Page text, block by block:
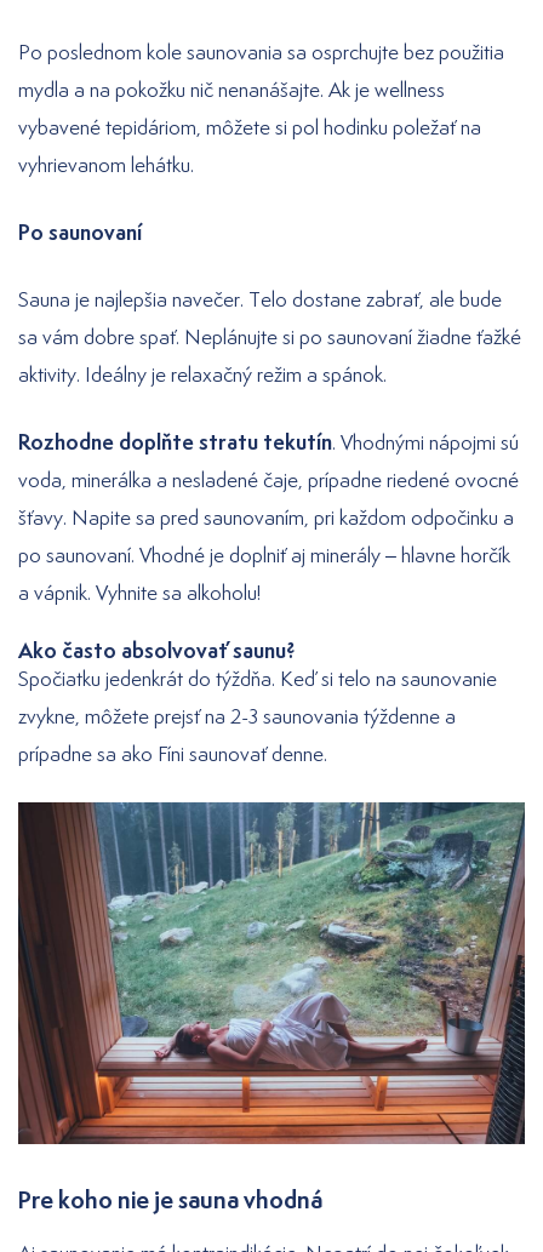
Po poslednom kole saunovania sa osprchujte bez použitia
mydla a na pokožku nič nenanášajte. Ak je wellness
vybavené tepidáriom, môžete si pol hodinku poležať na
vyhrievanom lehátku.
Po saunovaní
Sauna je najlepšia navečer. Telo dostane zabrať, ale bude
sa vám dobre spať. Neplánujte si po saunovaní žiadne ťažké
aktivity. Ideálny je relaxačný režim a spánok.
Rozhodne doplňte stratu tekutín. Vhodnými nápojmi sú
voda, minerálka a nesladené čaje, prípadne riedené ovocné
šťavy. Napite sa pred saunovaním, pri každom odpočinku a
po saunovaní. Vhodné je doplniť aj minerály – hlavne horčík
a vápnik. Vyhnite sa alkoholu!
Ako často absolvovať saunu?
Spočiatku jedenkrát do týždňa. Keď si telo na saunovanie
zvykne, môžete prejsť na 2-3 saunovania týždenne a
prípadne sa ako Fíni saunovať denne.
Pre koho nie je sauna vhodná